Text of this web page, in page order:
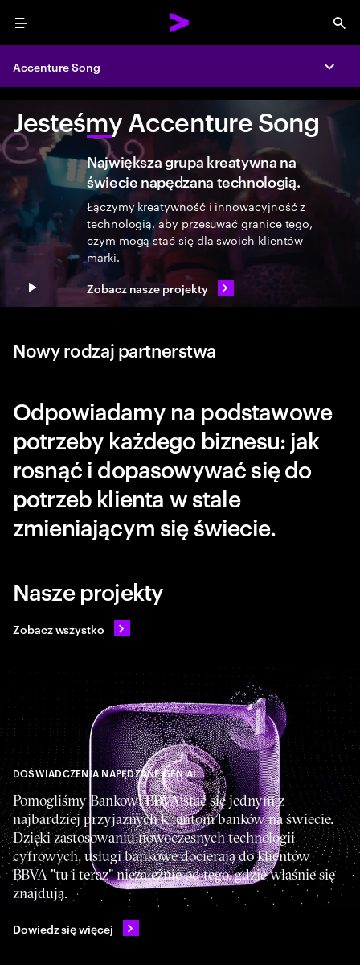
Menu
Accenture Song
Jesteśmy Accenture Song
Play video
Największa grupa kreatywna na
świecie napędzana technologią.
Łączymy kreatywność i innowacyjność z
technologią, aby przesuwać granice tego,
czym mogą stać się dla swoich klientów
marki.
Zobacz nasze projekty
Nowy rodzaj partnerstwa
Odpowiadamy na podstawowe
potrzeby każdego biznesu: jak
rosnąć i dopasowywać się do
potrzeb klienta w stale
zmieniającym się świecie.
Nasze projekty
Zobacz wszystko
DOŚWIADCZENIA NAPĘDZANE GEN AI
Pomogliśmy Bankowi BBVA stać się jednym z
najbardziej przyjaznych klientom banków na świecie.
Dzięki zastosowaniu nowoczesnych technologii
cyfrowych, usługi bankowe docierają do klientów
BBVA "tu i teraz" niezależnie od tego, gdzie właśnie się
znajdują.
Dowiedz się więcej